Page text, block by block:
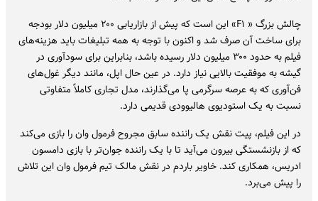
چالش بزرگ « F۱» این است که پیش از بازاریابی ۲۰۰ میلیون دلار بودجه
برای ساخت آن صرف شد و اکنون با توجه به همه تبلیغات باید هزینه‌های
فیلم به حدود ۳۰۰ میلیون دلار رسیده باشد، بنابراین برای سودآوری در
گیشه به موفقیت بالایی نیاز دارد. در عین حال اپل، مانند دیگر غول‌های
فن‌آوری که به عرصه سرگرمی پا می‌گذارند، مدل تجاری کاملاً متفاوتی
نسبت به یک استودیوی هالیوودی قدیمی دارد.
در این فیلم، پیت نقش یک راننده سابق مجروح فرمول وان را بازی می‌کند
که از بازنشستگی بیرون می‌آید تا با یک راننده جوان‌تر با بازی دامسون
ادریس، همکاری کند. خاویر باردم در نقش مالک تیم فرمول وان این تلاش
را پیش می‌برد.